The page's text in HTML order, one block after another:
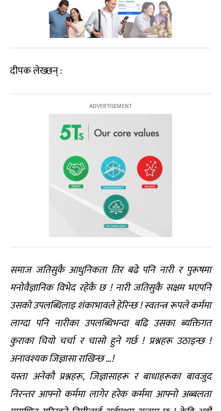
दीपक लेख्छन् :
समाज जतिसुकै आधुनिकता तिर बढे पनि नारी र पुरूषमा
मनोवैज्ञानिक विभेद रहेकै छ ! नारी जतिसुकै सक्षम भएपनि
उसको उपलब्धिलाइ शंकाभावले हेरिन्छ ! स्वतन्त्र रूपले कर्ममा
लाग्दा पनि नारीका उपलब्धिभन्दा बढि उसका ब्यक्तिगत
कुराका चियो चर्चा र चासो हुने गर्छ ! प्रश्नहरू उठाइन्छ !
अनावश्यक जिज्ञासा राखिन्छ …!
यस्ता अनेकौ प्रश्नहरू, जिज्ञासाहरू र बाधाहरूका बावजुद
निरन्तर आफ्नो कर्ममा लागेर हरेक कर्ममा आफ्नो अब्बलता